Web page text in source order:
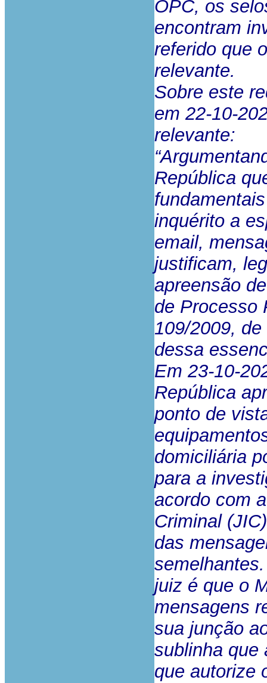
OPC, os
encontram
referido que
relevante.
Sobre este
em 22-10-
relevante:
República
inquérito a
email,
justificam,
apreensão
de Processo
109/2009,
dessa
Em 23-10-
República
ponto de
domiciliária
para a
acordo com
Criminal
das
juiz é que o
mensagens
sua junção
sublinha que
que autorize